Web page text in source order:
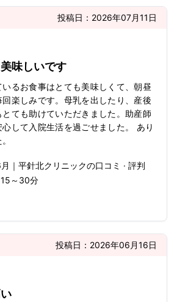
投稿日： 2026年07月11日
味しいです
るお食事はとても美味しくて、朝昼
楽しみです。母乳を出したり、産後
ても助けていただきました。助産師
して入院生活を過ごせました。 あり
｜ 平針北クリニックの口コミ · 評判
15～30分
投稿日： 2026年06月16日